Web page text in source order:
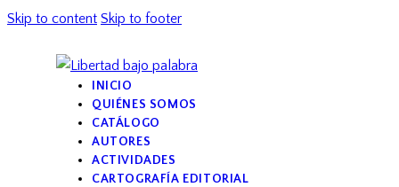
Skip to content Skip to footer
INICIO
QUIÉNES SOMOS
CATÁLOGO
AUTORES
ACTIVIDADES
CARTOGRAFÍA EDITORIAL